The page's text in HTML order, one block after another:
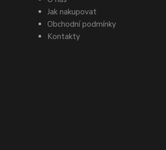
Jak nakupovat
Obchodní podmínky
Kontakty